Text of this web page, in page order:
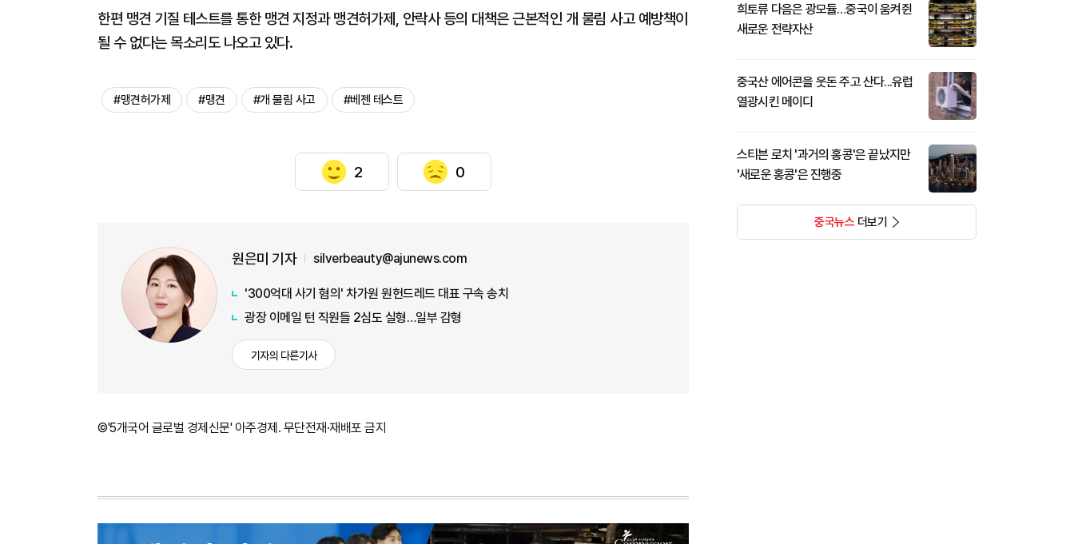
한편 맹견 기질 테스트를 통한 맹견 지정과 맹견허가제, 안락사 등의 대책은 근본적인 개 물림 사고 예방책이
될 수 없다는 목소리도 나오고 있다.
#맹견허가제 #맹견 #개 물림 사고 #베젠 테스트
2 0
원은미 기자 silverbeauty@ajunews.com
'300억대 사기 혐의' 차가원 원헌드레드 대표 구속 송치
광장 이메일 턴 직원들 2심도 실형…일부 감형
기자의 다른기사
©'5개국어 글로벌 경제신문' 아주경제. 무단전재·재배포 금지
희토류 다음은 광모듈…중국이 움켜쥔
새로운 전략자산
중국산 에어콘을 웃돈 주고 산다...유럽
열광시킨 메이디
스티븐 로치 '과거의 홍콩'은 끝났지만
'새로운 홍콩'은 진행중
중국뉴스더보기